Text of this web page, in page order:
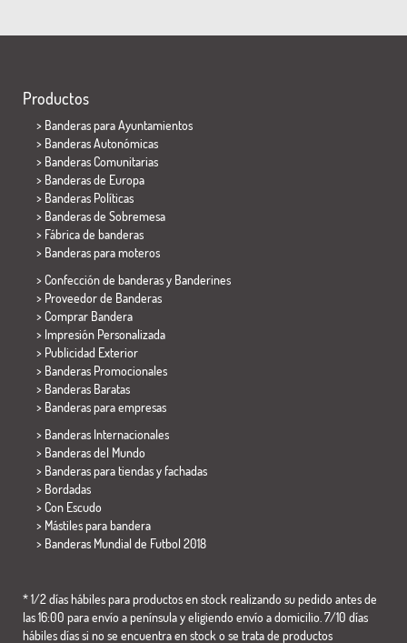
Productos
> Banderas para Ayuntamientos
> Banderas Autonómicas
> Banderas Comunitarias
> Banderas de Europa
> Banderas Políticas
> Banderas de Sobremesa
> Fábrica de banderas
> Banderas para moteros
> Confección de banderas y Banderines
> Proveedor de Banderas
> Comprar Bandera
> Impresión Personalizada
> Publicidad Exterior
> Banderas Promocionales
> Banderas Baratas
> Banderas para empresas
> Banderas Internacionales
> Banderas del Mundo
> Banderas para tiendas y fachadas
> Bordadas
> Con Escudo
> Mástiles para bandera
> Banderas Mundial de Futbol 2018
* 1/2 días hábiles para productos en stock realizando su pedido antes de
las 16:00 para envío a península y eligiendo envío a domicilio. 7/10 días
hábiles días si no se encuentra en stock o se trata de productos